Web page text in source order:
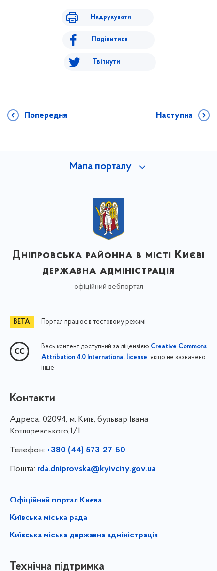
Надрукувати
Поділитися
Твітнути
Попередня Наступна
Мапа порталу
Дніпровська районна в місті Києві
державна адміністрація
офіційний вебпортал
Портал працює в тестовому режимі
Весь контент доступний за ліцензією Creative Commons
Attribution 4.0 International license, якщо не зазначено
інше
Контакти
Адреса: 02094, м. Київ, бульвар Івана
Котляревського,1/1
Телефон: +380 (44) 573-27-50
Пошта: rda.dniprovska@kyivcity.gov.ua
Офіційний портал Києва
Київська міська рада
Київська міська державна адміністрація
Технічна підтримка